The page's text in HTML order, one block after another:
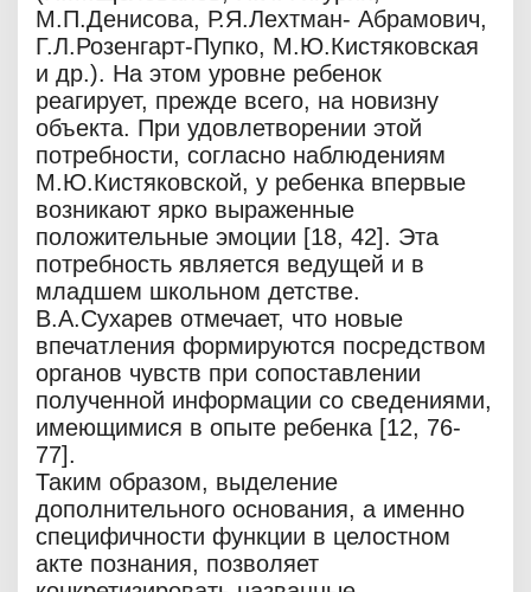
М.П.Денисова, Р.Я.Лехтман- Абрамович,
Г.Л.Розенгарт-Пупко, М.Ю.Кистяковская
и др.). На этом уровне ребенок
реагирует, прежде всего, на новизну
объекта. При удовлетворении этой
потребности, согласно наблюдениям
М.Ю.Кистяковской, у ребенка впервые
возникают ярко выраженные
положительные эмоции [18, 42]. Эта
потребность является ведущей и в
младшем школьном детстве.
В.А.Сухарев отмечает, что новые
впечатления формируются посредством
органов чувств при сопоставлении
полученной информации со сведениями,
имеющимися в опыте ребенка [12, 76-
77].
Таким образом, выделение
дополнительного основания, а именно
специфичности функции в целостном
акте познания, позволяет